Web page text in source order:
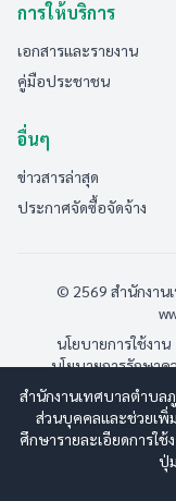
การให้บริการ
เอกสารและรายงาน
คู่มือประชาชน
อื่นๆ
ข่าวสารล่าสุด
ประกาศจัดซื้อจัดจ้าง
© 2569 สำนักงาน
นโยบายการใช้งาน
นโยบายการรักษาค
ออนไลน์:
สำนักงานเทศบาลตำบล
ส่วนบุคคลและช่วยเพิ่
ศึกษารายละเอียดการใช้
ปุ่